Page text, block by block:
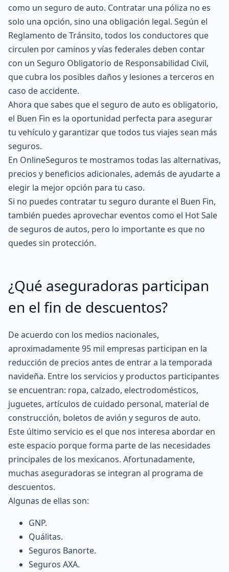
como un seguro de auto. Contratar una póliza no es
solo una opción, sino una obligación legal. Según el
Reglamento de Tránsito, todos los conductores que
circulen por caminos y vías federales deben contar
con un Seguro Obligatorio de Responsabilidad Civil,
que cubra los posibles daños y lesiones a terceros en
caso de accidente.
Ahora que sabes que el seguro de auto es obligatorio,
el Buen Fin es la oportunidad perfecta para asegurar
tu vehículo y garantizar que todos tus viajes sean más
seguros.
En OnlineSeguros te mostramos todas las alternativas,
precios y beneficios adicionales, además de ayudarte a
elegir la mejor opción para tu caso.
Si no puedes contratar tu seguro durante el Buen Fin,
también puedes aprovechar eventos como el Hot Sale
de seguros de autos, pero lo importante es que no
quedes sin protección.
¿Qué aseguradoras participan
en el fin de descuentos?
De acuerdo con los medios nacionales,
aproximadamente 95 mil empresas participan en la
reducción de precios antes de entrar a la temporada
navideña. Entre los servicios y productos participantes
se encuentran: ropa, calzado, electrodomésticos,
juguetes, artículos de cuidado personal, material de
construcción, boletos de avión y seguros de auto.
Este último servicio es el que nos interesa abordar en
este espacio porque forma parte de las necesidades
principales de los mexicanos. Afortunadamente,
muchas aseguradoras se integran al programa de
descuentos.
Algunas de ellas son:
GNP.
Quálitas.
Seguros Banorte.
Seguros AXA.